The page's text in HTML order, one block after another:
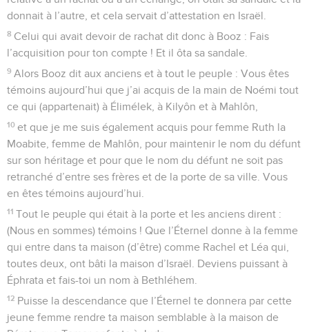
donnait à l’autre, et cela servait d’attestation en Israël.
8 Celui qui avait devoir de rachat dit donc à Booz : Fais
l’acquisition pour ton compte ! Et il ôta sa sandale.
9 Alors Booz dit aux anciens et à tout le peuple : Vous êtes
témoins aujourd’hui que j’ai acquis de la main de Noémi tout
ce qui (appartenait) à Élimélek, à Kilyôn et à Mahlôn,
10 et que je me suis également acquis pour femme Ruth la
Moabite, femme de Mahlôn, pour maintenir le nom du défunt
sur son héritage et pour que le nom du défunt ne soit pas
retranché d’entre ses frères et de la porte de sa ville. Vous
en êtes témoins aujourd’hui.
11 Tout le peuple qui était à la porte et les anciens dirent :
(Nous en sommes) témoins ! Que l’Éternel donne à la femme
qui entre dans ta maison (d’être) comme Rachel et Léa qui,
toutes deux, ont bâti la maison d’Israël. Deviens puissant à
Éphrata et fais-toi un nom à Bethléhem.
12 Puisse la descendance que l’Éternel te donnera par cette
jeune femme rendre ta maison semblable à la maison de